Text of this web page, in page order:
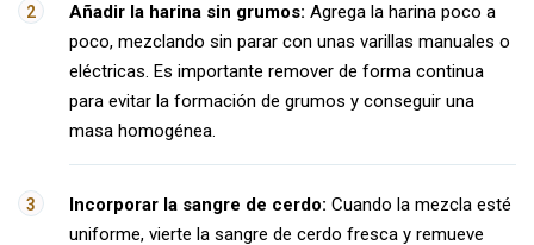
Añadir la harina sin grumos: Agrega la harina poco a
poco, mezclando sin parar con unas varillas manuales o
eléctricas. Es importante remover de forma continua
para evitar la formación de grumos y conseguir una
masa homogénea.
Incorporar la sangre de cerdo: Cuando la mezcla esté
uniforme, vierte la sangre de cerdo fresca y remueve